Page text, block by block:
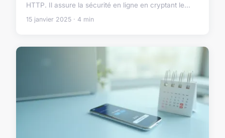
HTTP. Il assure la sécurité en ligne en cryptant le...
15 janvier 2025 · 4 min